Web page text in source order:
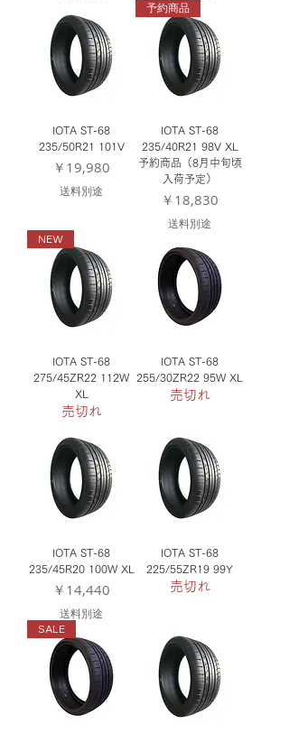
IOTA ST-68
235/50R21 101V
価格
￥19,980
送料別途
予約商品
IOTA ST-68
235/40R21 98V XL
予約商品（8月中旬頃
入荷予定）
価格
￥18,830
送料別途
NEW
IOTA ST-68
275/45ZR22 112W
XL
売切れ
IOTA ST-68
255/30ZR22 95W XL
売切れ
IOTA ST-68
235/45R20 100W XL
価格
￥14,440
送料別途
IOTA ST-68
225/55ZR19 99Y
売切れ
SALE